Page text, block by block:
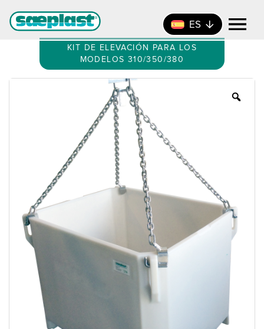
ES
KIT DE ELEVACIÓN PARA LOS
MODELOS 310/350/380